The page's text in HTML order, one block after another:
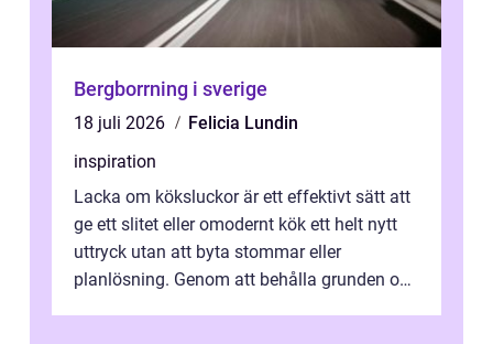
Bergborrning i sverige
18 juli 2026
Felicia Lundin
inspiration
Lacka om köksluckor är ett effektivt sätt att
ge ett slitet eller omodernt kök ett helt nytt
uttryck utan att byta stommar eller
planlösning. Genom att behålla grunden och